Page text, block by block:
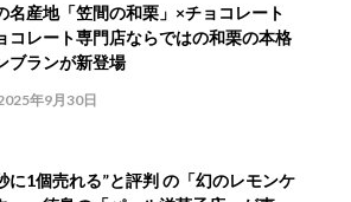
名産地「笠間の和栗」×チョコレート
コレート専門店ならではの和栗の本格
ブランが新登場
年9月30日
に1個売れる”と評判 の「幻のレモンケ